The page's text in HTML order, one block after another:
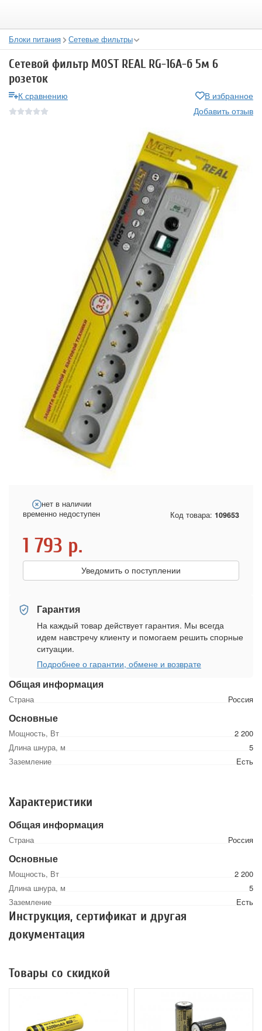
Блоки питания Сетевые фильтры
Сетевой фильтр MOST REAL RG-16A-б 5м 6
розеток
К сравнению
В избранное
Добавить отзыв
Общая информация
Страна Россия
Основные
Мощность, Вт
2 200
Длина шнура, м
5
Заземление
Есть
нет в наличии
временно недоступен
Код товара: 109653
1 793 р.
Уведомить о поступлении
Гарантия
На каждый товар действует гарантия. Мы всегда
идем навстречу клиенту и помогаем решить спорные
ситуации.
Подробнее о гарантии, обмене и возврате
Характеристики
Общая информация
Страна Россия
Основные
Мощность, Вт
2 200
Длина шнура, м
5
Заземление
Есть
Инструкция, сертификат и другая
документация
Товары со скидкой